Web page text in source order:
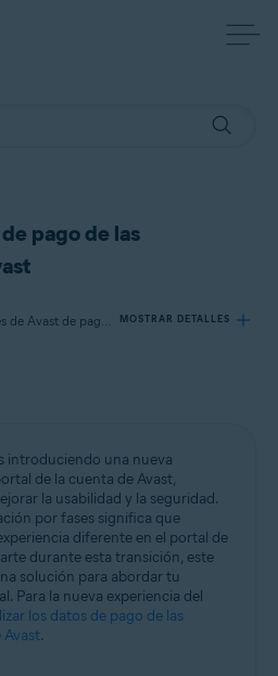
pago de las
Se aplica a Todas las suscripciones de Avast de pago para particulares MOSTRAR DETALLES
introduciendo una nueva
de la cuenta de Avast,
la usabilidad y la seguridad.
por fases significa que
diferente en el portal de
durante esta transición, este
solución para abordar tu
Para la nueva experiencia del
los datos de pago de las
Avast.